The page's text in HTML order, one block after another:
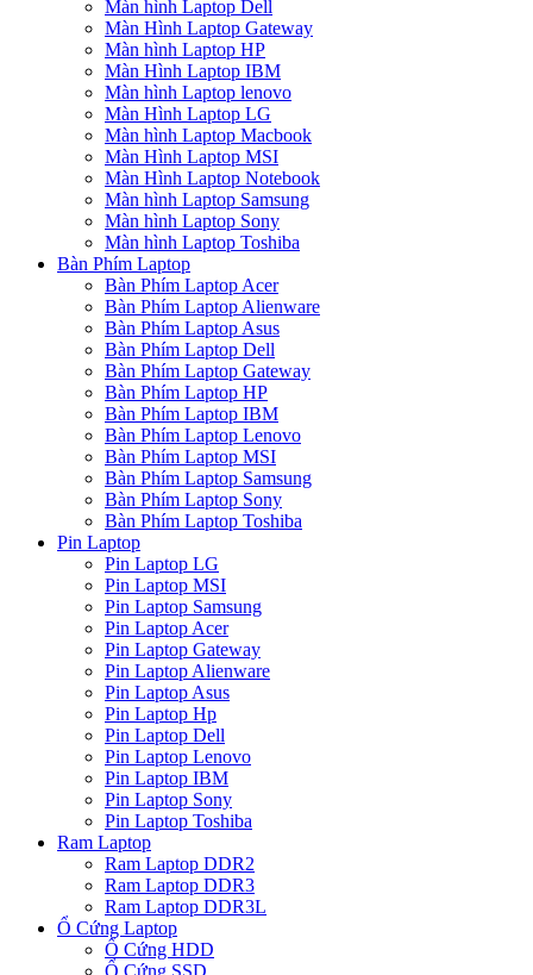
Màn hình Laptop Dell
Màn Hình Laptop Gateway
Màn hình Laptop HP
Màn Hình Laptop IBM
Màn hình Laptop lenovo
Màn Hình Laptop LG
Màn hình Laptop Macbook
Màn Hình Laptop MSI
Màn Hình Laptop Notebook
Màn hình Laptop Samsung
Màn hình Laptop Sony
Màn hình Laptop Toshiba
Bàn Phím Laptop
Bàn Phím Laptop Acer
Bàn Phím Laptop Alienware
Bàn Phím Laptop Asus
Bàn Phím Laptop Dell
Bàn Phím Laptop Gateway
Bàn Phím Laptop HP
Bàn Phím Laptop IBM
Bàn Phím Laptop Lenovo
Bàn Phím Laptop MSI
Bàn Phím Laptop Samsung
Bàn Phím Laptop Sony
Bàn Phím Laptop Toshiba
Pin Laptop
Pin Laptop LG
Pin Laptop MSI
Pin Laptop Samsung
Pin Laptop Acer
Pin Laptop Gateway
Pin Laptop Alienware
Pin Laptop Asus
Pin Laptop Hp
Pin Laptop Dell
Pin Laptop Lenovo
Pin Laptop IBM
Pin Laptop Sony
Pin Laptop Toshiba
Ram Laptop
Ram Laptop DDR2
Ram Laptop DDR3
Ram Laptop DDR3L
Ổ Cứng Laptop
Ổ Cứng HDD